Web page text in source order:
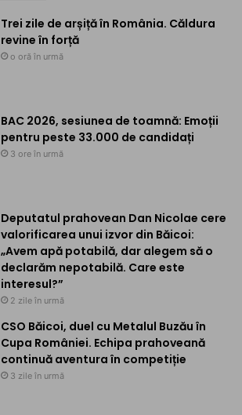
Trei zile de arșiță în România. Căldura
revine în forță
o oră în urmă
BAC 2026, sesiunea de toamnă: Emoții
pentru peste 33.000 de candidați
3 ore în urmă
Deputatul prahovean Dan Nicolae cere
valorificarea unui izvor din Băicoi:
„Avem apă potabilă, dar alegem să o
declarăm nepotabilă. Care este
interesul?”
2 zile în urmă
CSO Băicoi, duel cu Metalul Buzău în
Cupa României. Echipa prahoveană
continuă aventura în competiție
3 zile în urmă